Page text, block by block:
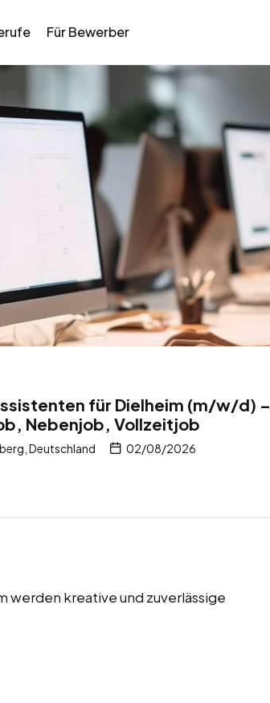
Für Bewerber
für Dielheim (m/w/d) –
Nebenjob, Vollzeitjob
Deutschland 02/08/2026
werden kreative und zuverlässige